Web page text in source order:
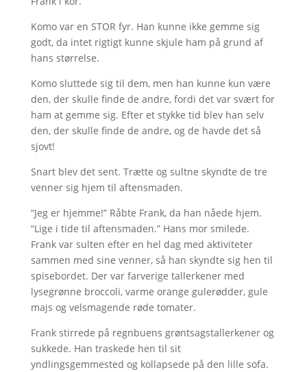
Komo var en STOR fyr. Han kunne ikke gemme sig
godt, da intet rigtigt kunne skjule ham på grund af
hans størrelse.
Komo sluttede sig til dem, men han kunne kun være
den, der skulle finde de andre, fordi det var svært for
ham at gemme sig. Efter et stykke tid blev han selv
den, der skulle finde de andre, og de havde det så
sjovt!
Snart blev det sent. Trætte og sultne skyndte de tre
venner sig hjem til aftensmaden.
“Jeg er hjemme!” Råbte Frank, da han nåede hjem.
“Lige i tide til aftensmaden.” Hans mor smilede.
Frank var sulten efter en hel dag med aktiviteter
sammen med sine venner, så han skyndte sig hen til
spisebordet. Der var farverige tallerkener med
lysegrønne broccoli, varme orange gulerødder, gule
majs og velsmagende røde tomater.
Frank stirrede på regnbuens grøntsagstallerkener og
sukkede. Han traskede hen til sit
yndlingsgemmested og kollapsede på den lille sofa.